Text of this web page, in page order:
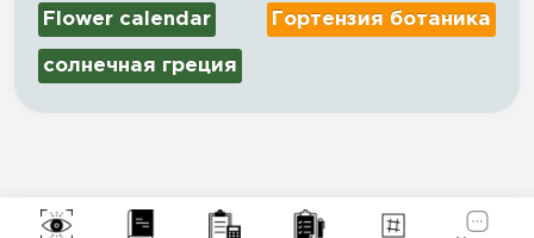
Flower calendar Гортензия ботаника
солнечная греция